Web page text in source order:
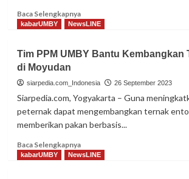
Baca SelengkapnyaRead
more
UMBY
Juara
Nikon
Photo
Contest
2022-
kabarUMBY NewsLINE
Tim PPM UMBY Bantu Kembangkan
di Moyudan
siarpedia.com_Indonesia 26 September 2023
Siarpedia.com, Yogyakarta – Guna
peternak dapat mengembangkan ternak
memberikan pakan berbasis...
Baca SelengkapnyaRead
more
kabarUMBY NewsLINE